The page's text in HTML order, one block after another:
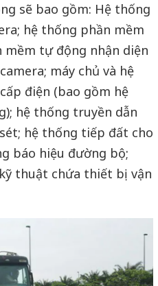
sẽ bao gồm: Hệ thống
hệ thống phần mềm
mềm tự động nhận diện
máy chủ và hệ
điện (bao gồm hệ
hệ thống truyền dẫn
hệ thống tiếp đất cho
báo hiệu đường bộ;
thuật chứa thiết bị vận